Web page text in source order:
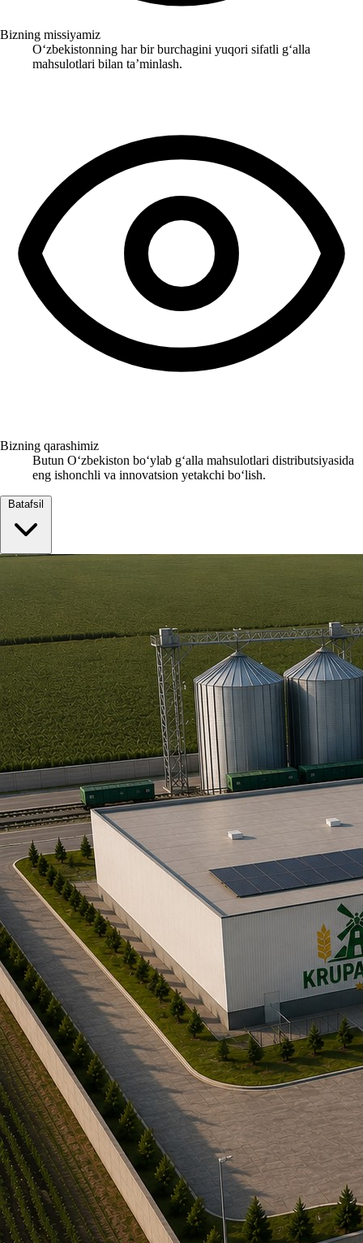
Bizning missiyamiz
Oʻzbekistonning har bir burchagini yuqori sifatli gʻalla
mahsulotlari bilan taʼminlash.
Bizning qarashimiz
Butun Oʻzbekiston boʻylab gʻalla mahsulotlari distributsiyasida
eng ishonchli va innovatsion yetakchi boʻlish.